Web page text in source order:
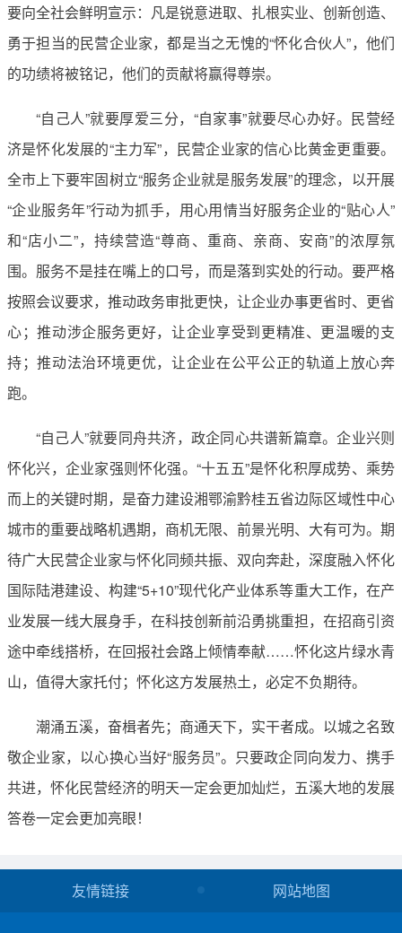
要向全社会鲜明宣示：凡是锐意进取、扎根实业、创新创造、
勇于担当的民营企业家，都是当之无愧的“怀化合伙人”，他们
的功绩将被铭记，他们的贡献将赢得尊崇。
“自己人”就要厚爱三分，“自家事”就要尽心办好。民营经
济是怀化发展的“主力军”，民营企业家的信心比黄金更重要。
全市上下要牢固树立“服务企业就是服务发展”的理念，以开展
“企业服务年”行动为抓手，用心用情当好服务企业的“贴心人”
和“店小二”，持续营造“尊商、重商、亲商、安商”的浓厚氛
围。服务不是挂在嘴上的口号，而是落到实处的行动。要严格
按照会议要求，推动政务审批更快，让企业办事更省时、更省
心；推动涉企服务更好，让企业享受到更精准、更温暖的支
持；推动法治环境更优，让企业在公平公正的轨道上放心奔
跑。
“自己人”就要同舟共济，政企同心共谱新篇章。企业兴则
怀化兴，企业家强则怀化强。“十五五”是怀化积厚成势、乘势
而上的关键时期，是奋力建设湘鄂渝黔桂五省边际区域性中心
城市的重要战略机遇期，商机无限、前景光明、大有可为。期
待广大民营企业家与怀化同频共振、双向奔赴，深度融入怀化
国际陆港建设、构建“5+10”现代化产业体系等重大工作，在产
业发展一线大展身手，在科技创新前沿勇挑重担，在招商引资
途中牵线搭桥，在回报社会路上倾情奉献……怀化这片绿水青
山，值得大家托付；怀化这方发展热土，必定不负期待。
潮涌五溪，奋楫者先；商通天下，实干者成。以城之名致
敬企业家，以心换心当好“服务员”。只要政企同向发力、携手
共进，怀化民营经济的明天一定会更加灿烂，五溪大地的发展
答卷一定会更加亮眼！
友情链接 网站地图